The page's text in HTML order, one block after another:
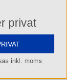
Det känns
för en
erkända
espressosektorn.
privat
inkl. moms